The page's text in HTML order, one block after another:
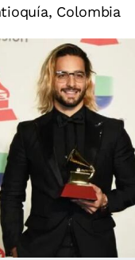
Colombia